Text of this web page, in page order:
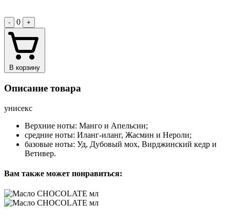
- 0 +
В корзину
Описание товара
унисекс
Верхние ноты: Манго и Апельсин;
средние ноты: Иланг-иланг, Жасмин и Нероли;
базовые ноты: Уд, Дубовый мох, Вирджинский кедр и
Ветивер.
Вам также может понравиться: